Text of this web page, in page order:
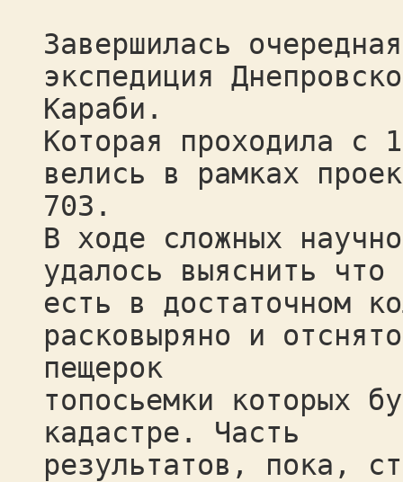
Завершилась
экспедиция
Караби.
Которая проходила с
велись в рамках
703.
В ходе сложных
удалось выяснить
есть в достаточном
расковыряно и
пещерок
топосьемки которых
кадастре. Часть
результатов, пока,